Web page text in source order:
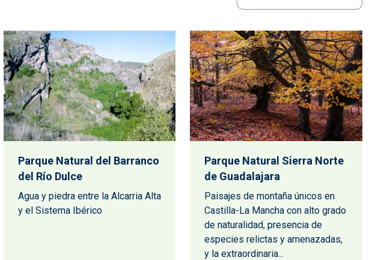
Parque Natural del Barranco
del Río Dulce
Agua y piedra entre la Alcarria Alta
y el Sistema Ibérico
Parque Natural Sierra Norte
de Guadalajara
Paisajes de montaña únicos en
Castilla-La Mancha con alto grado
de naturalidad, presencia de
especies relictas y amenazadas,
y la extraordinaria...